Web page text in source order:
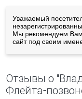
Уважаемый
Мы рекомендуем Вам
сайт под своим
Отзывы о
Флейта-